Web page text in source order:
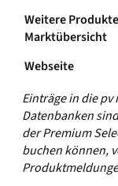
Weitere
Marktübersicht
Webseite
Einträge in die
Datenbanken
der Premium
buchen können,